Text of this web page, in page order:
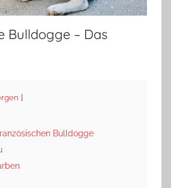
Bulldogge – Das
Bulldogge